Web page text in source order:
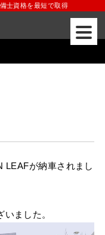
士資格を最短で取得
LEAFが納車されまし
ました。